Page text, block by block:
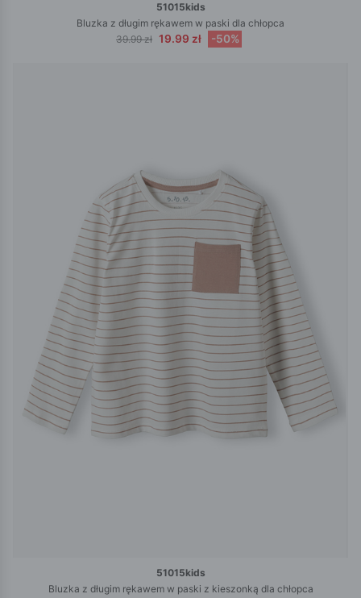
51015kids
Bluzka z długim rękawem w paski dla chłopca
39.99 zł 19.99 zł -50%
51015kids
Bluzka z długim rękawem w paski z kieszonką dla chłopca